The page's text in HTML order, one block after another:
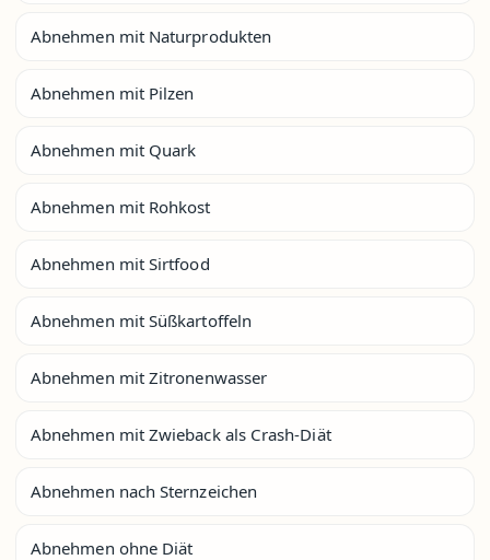
Abnehmen mit Naturprodukten
Abnehmen mit Pilzen
Abnehmen mit Quark
Abnehmen mit Rohkost
Abnehmen mit Sirtfood
Abnehmen mit Süßkartoffeln
Abnehmen mit Zitronenwasser
Abnehmen mit Zwieback als Crash-Diät
Abnehmen nach Sternzeichen
Abnehmen ohne Diät